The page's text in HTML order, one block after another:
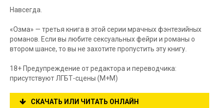
Навсегда.
«Озма» — третья книга в этой серии мрачных фэнтезийных
романов. Если вы любите сексуальных фейри и романы о
втором шансе, то вы не захотите пропустить эту книгу.
18+ Предупреждение от редактора и переводчика:
присутствуют ЛГБТ-сцены (М+М)
СКАЧАТЬ ИЛИ ЧИТАТЬ ОНЛАЙН